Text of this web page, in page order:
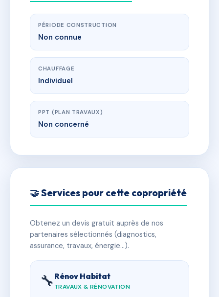
PÉRIODE CONSTRUCTION
Non connue
CHAUFFAGE
Individuel
PPT (PLAN TRAVAUX)
Non concerné
🤝 Services pour cette copropriété
Obtenez un devis gratuit auprès de nos
partenaires sélectionnés (diagnostics,
assurance, travaux, énergie…).
🔧 Rénov Habitat
TRAVAUX & RÉNOVATION